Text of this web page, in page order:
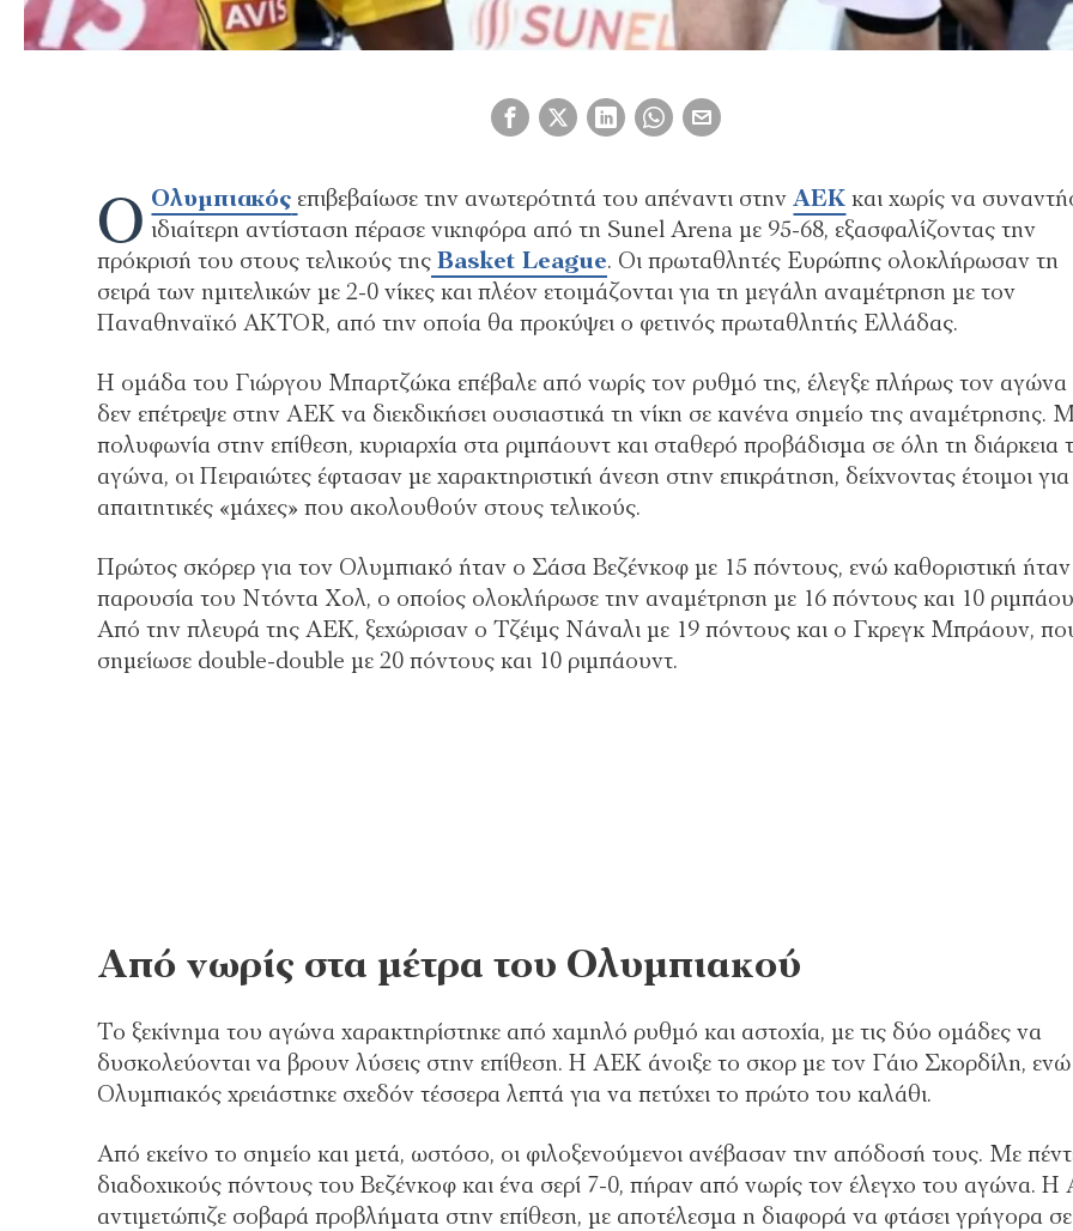
Ο Ολυμπιακός επιβεβαίωσε την ανωτερότητά του απέναντι στηνΑΕΚ και χωρίς να
ιδιαίτερη αντίσταση πέρασε νικηφόρα από τη Sunel Arena με 95-68, εξασφαλίζοντας την
πρόκρισή του στους τελικούς τηςBasket League. Οι πρωταθλητές Ευρώπης ολοκλήρωσαν τη
σειρά των ημιτελικών με 2-0 νίκες και πλέον ετοιμάζονται για τη μεγάλη αναμέτρηση με τον
Παναθηναϊκό AKTOR, από την οποία θα προκύψει ο φετινός πρωταθλητής Ελλάδας.
Η ομάδα του Γιώργου Μπαρτζώκα επέβαλε από νωρίς τον ρυθμό της, έλεγξε πλήρως τον αγώνα
δεν επέτρεψε στην ΑΕΚ να διεκδικήσει ουσιαστικά τη νίκη σε κανένα σημείο της αναμέτρησης.
πολυφωνία στην επίθεση, κυριαρχία στα ριμπάουντ και σταθερό προβάδισμα σε όλη τη διάρκεια
αγώνα, οι Πειραιώτες έφτασαν με χαρακτηριστική άνεση στην επικράτηση, δείχνοντας έτοιμοι για
απαιτητικές «μάχες» που ακολουθούν στους τελικούς.
Πρώτος σκόρερ για τον Ολυμπιακό ήταν ο Σάσα Βεζένκοφ με 15 πόντους, ενώ καθοριστική
παρουσία του Ντόντα Χολ, ο οποίος ολοκλήρωσε την αναμέτρηση με 16 πόντους και 10
Από την πλευρά της ΑΕΚ, ξεχώρισαν ο Τζέιμς Νάναλι με 19 πόντους και ο Γκρεγκ Μπράουν,
σημείωσε double-double με 20 πόντους και 10 ριμπάουντ.
Από νωρίς στα μέτρα του Ολυμπιακού
Το ξεκίνημα του αγώνα χαρακτηρίστηκε από χαμηλό ρυθμό και αστοχία, με τις δύο ομάδες να
δυσκολεύονται να βρουν λύσεις στην επίθεση. Η ΑΕΚ άνοιξε το σκορ με τον Γάιο Σκορδίλη,
Ολυμπιακός χρειάστηκε σχεδόν τέσσερα λεπτά για να πετύχει το πρώτο του καλάθι.
Από εκείνο το σημείο και μετά, ωστόσο, οι φιλοξενούμενοι ανέβασαν την απόδοσή τους. Με
διαδοχικούς πόντους του Βεζένκοφ και ένα σερί 7-0, πήραν από νωρίς τον έλεγχο του αγώνα.
αντιμετώπιζε σοβαρά προβλήματα στην επίθεση, με αποτέλεσμα η διαφορά να φτάσει γρήγορα σε